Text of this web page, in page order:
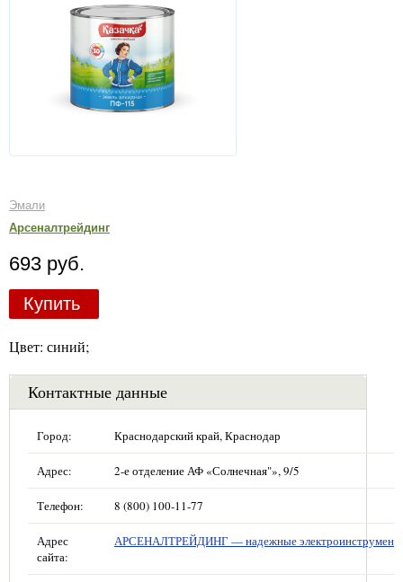
Эмали
Арсеналтрейдинг
693 руб.
Купить
Цвет: синий;
Контактные данные
Город: Краснодарский край, Краснодар
Адрес: 2-е отделение АФ «Солнечная"», 9/5
Телефон: 8 (800) 100-11-77
Адрес
сайта:
АРСЕНАЛТРЕЙДИНГ — надежные